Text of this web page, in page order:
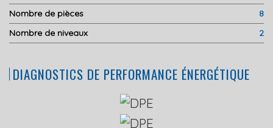
Nombre de pièces
8
Nombre de niveaux
2
DIAGNOSTICS DE PERFORMANCE ÉNERGÉTIQUE